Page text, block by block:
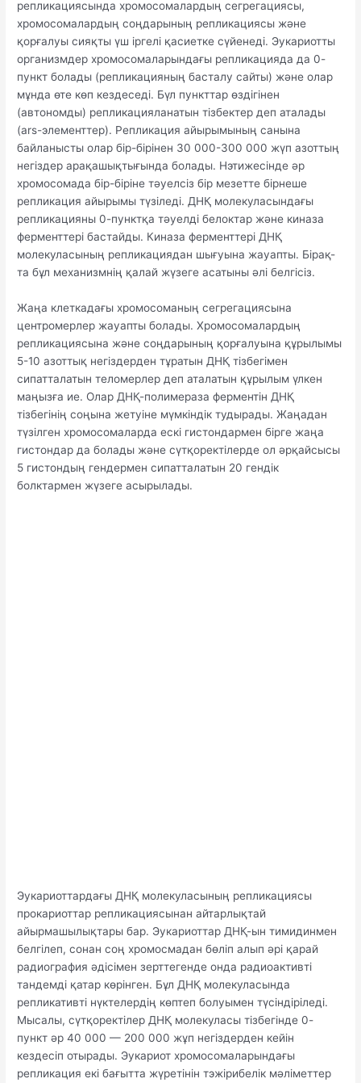
репликациясында хромосомалардың сегрегациясы,
хромосомалардың соңдарының репликациясы және
қорғалуы сияқты үш іргелі қасиетке сүйенеді. Эукариотты
организмдер хромосомаларындағы репликацияда да 0-
пункт болады (репликацияның басталу сайты) және олар
мұнда өте көп кездеседі. Бүл пункттар өздігінен
(автономды) репликацияланатын тізбектер деп аталады
(ars-элементтер). Репликация айырымының санына
байланысты олар бір-бірінен 30 000-300 000 жүп азоттың
негіздер арақашықтығында болады. Нэтижесінде әр
хромосомада бір-біріне тәуелсіз бір мезетте бірнеше
репликация айырымы түзіледі. ДНҚ молекуласындағы
репликацияны 0-пунктқа тәуелді белоктар және киназа
ферменттері бастайды. Киназа ферменттері ДНҚ
молекуласының репликациядан шығуына жауапты. Бірақ-
та бұл механизмнің қалай жүзеге асатыны әлі белгісіз.
Жаңа клеткадағы хромосоманың сегрегациясына
центромерлер жауапты болады. Хромосомалардың
репликациясына және соңдарының қорғалуына құрылымы
5-10 азоттық негіздерден тұратын ДНҚ тізбегімен
сипатталатын теломерлер деп аталатын құрылым үлкен
маңызға ие. Олар ДНҚ-полимераза ферментін ДНҚ
тізбегінің соңына жетуіне мүмкіндік тудырады. Жаңадан
түзілген хромосомаларда ескі гистондармен бірге жаңа
гистондар да болады және сүтқоректілерде ол әрқайсысы
5 гистондың гендермен сипатталатын 20 гендік
болктармен жүзеге асырылады.
Эукариоттардағы ДНҚ молекуласының репликациясы
прокариоттар репликациясынан айтарлықтай
айырмашылықтары бар. Эукариоттар ДНҚ-ын тимидинмен
белгілеп, сонан соң хромосмадан бөліп алып әрі қарай
радиография әдісімен зерттегенде онда радиоактивті
тандемді қатар көрінген. Бұл ДНҚ молекуласында
репликативті нүктелердің көптеп болуымен түсіндіріледі.
Мысалы, сүтқоректілер ДНҚ молекуласы тізбегінде 0-
пункт әр 40 000 — 200 000 жұп негіздерден кейін
кездесіп отырады. Эукариот хромосомаларындағы
репликация екі бағытта жүретінін тэжірибелік мәліметтер